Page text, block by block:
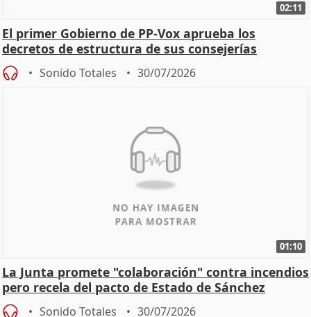
02:11
El primer Gobierno de PP-Vox aprueba los
decretos de estructura de sus consejerías
Sonido Totales 30/07/2026
01:10
La Junta promete "colaboración" contra incendios
pero recela del pacto de Estado de Sánchez
Sonido Totales 30/07/2026